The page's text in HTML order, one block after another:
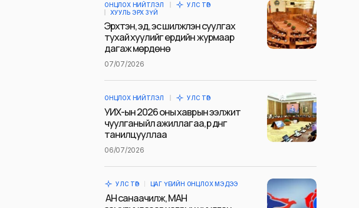
ОНЦЛОХ НИЙТЛЭЛ
УЛС ТӨР
ХУУЛЬ ЭРХ ЗҮЙ
Эрхтэн, эд, эс шилжүүлэн суулгах
тухай хуулийг ердийн журмаар
дагаж мөрдөнө
07/07/2026
ОНЦЛОХ НИЙТЛЭЛ УЛС ТӨР
УИХ-ын 2026 оны хаврын ээлжит
чуулганы үйл ажиллагаа, үр дүнг
танилцууллаа
06/07/2026
УЛС ТӨР ЦАГ ҮЕИЙН ОНЦЛОХ МЭДЭЭ
АН санаачилж, МАН